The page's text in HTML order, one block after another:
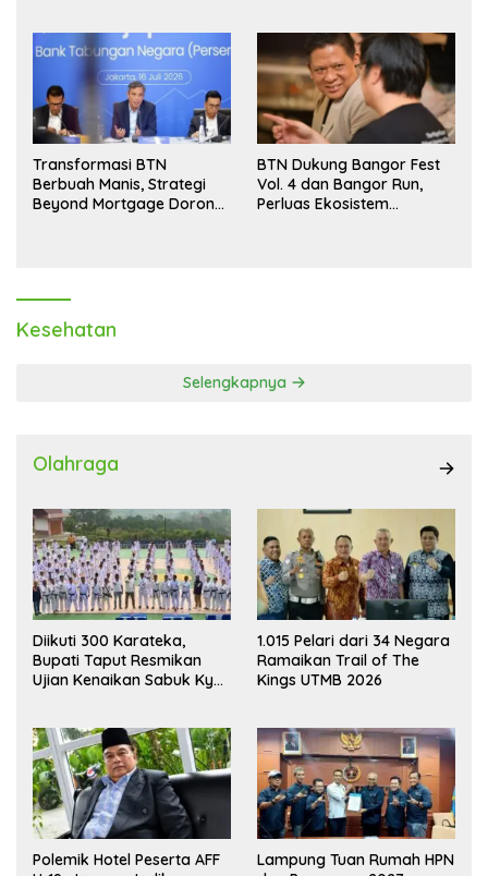
Transformasi BTN
Berbuah Manis, Strategi
Beyond Mortgage Dorong
BTN Dukung Bangor Fest
Vol. 4 dan Bangor Run,
Perluas Ekosistem
Kesehatan
Selengkapnya
Olahraga
Diikuti 300 Karateka,
Bupati Taput Resmikan
Ujian Kenaikan Sabuk Kyu
1.015 Pelari dari 34 Negara
Ramaikan Trail of The
Kings UTMB 2026
Polemik Hotel Peserta AFF
Lampung Tuan Rumah HPN